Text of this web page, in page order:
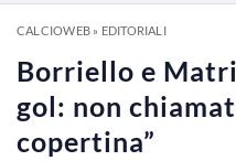
CALCIOWEB» EDITORIALI
Borriello e
gol: non
copertina”